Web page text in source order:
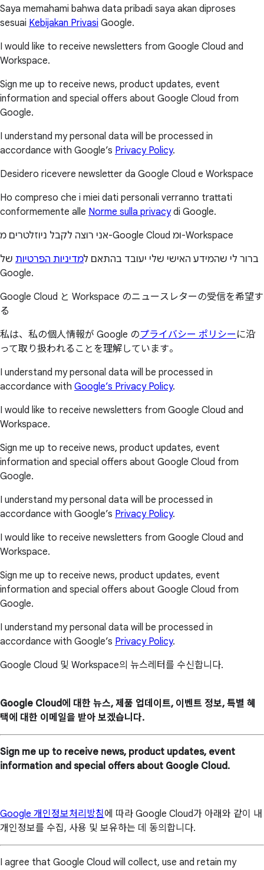
Saya memahami bahwa data pribadi saya akan diproses
sesuai Kebijakan Privasi Google.
I would like to receive newsletters from Google Cloud and
Workspace.
Sign me up to receive news, product updates, event
information and special offers about Google Cloud from
Google.
I understand my personal data will be processed in
accordance with Google’s Privacy Policy.
Desidero ricevere newsletter da Google Cloud e Workspace
Ho compreso che i miei dati personali verranno trattati
conformemente alle Norme sulla privacydi Google.
אני רוצה לקבל ניוזלטרים מ-Google Cloud ומ-Workspace
ברור לי שהמידע האישי שלי יעובד בהתאם למדיניות הפרטיות של
Google.
Google Cloud と Workspace のニュースレターの受信を希望す
る
私は、私の個人情報が Google のプライバシー ポリシー に沿
って取り扱われることを理解しています。
I understand my personal data will be processed in
accordance with Google’s Privacy Policy.
I would like to receive newsletters from Google Cloud and
Workspace.
Sign me up to receive news, product updates, event
information and special offers about Google Cloud from
Google.
I understand my personal data will be processed in
accordance with Google’s Privacy Policy.
I would like to receive newsletters from Google Cloud and
Workspace.
Sign me up to receive news, product updates, event
information and special offers about Google Cloud from
Google.
I understand my personal data will be processed in
accordance with Google’s Privacy Policy.
Google Cloud 및 Workspace의 뉴스레터를 수신합니다.
Google Cloud에 대한 뉴스, 제품 업데이트, 이벤트 정보, 특별 혜
택에 대한 이메일을 받아 보겠습니다.
Sign me up to receive news, product updates, event
information and special offers about Google Cloud.
Google 개인정보처리방침에 따라 Google Cloud가 아래와 같이 내
개인정보를 수집, 사용 및 보유하는 데 동의합니다.
I agree that Google Cloud will collect, use and retain my